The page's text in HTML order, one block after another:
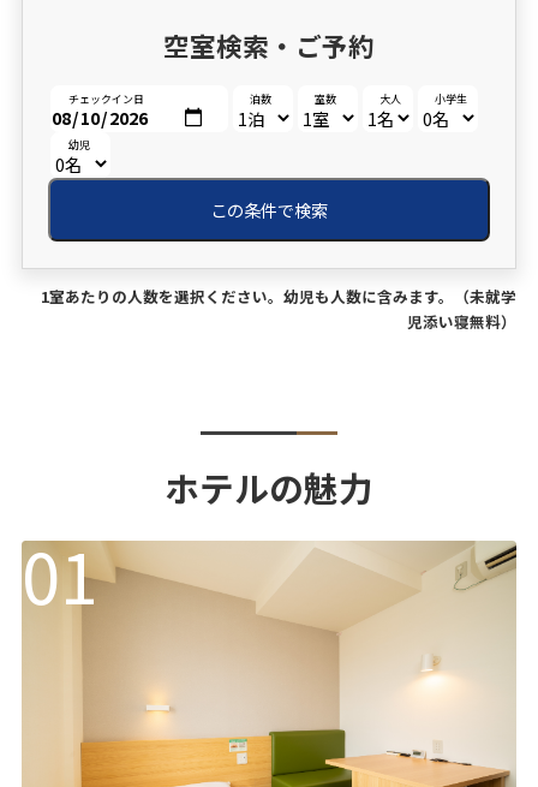
空室検索・ご予約
チェックイン日 泊数 室数 大人 小学生
幼児
この条件で検索
1室あたりの人数を選択ください。幼児も人数に含みます。（未就学
児添い寝無料）
ホテルの魅力